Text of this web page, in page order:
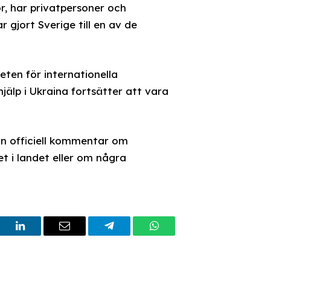
har privatpersoner och
gjort Sverige till en av de
för internationella
i Ukraina fortsätter att vara
officiell kommentar om
i landet eller om några
LinkedInEmail TelegramWhatsApp